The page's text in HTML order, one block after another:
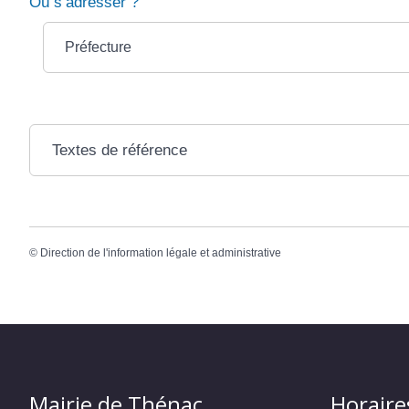
Préfecture
Textes de référence
© Direction de l'information légale et administrative